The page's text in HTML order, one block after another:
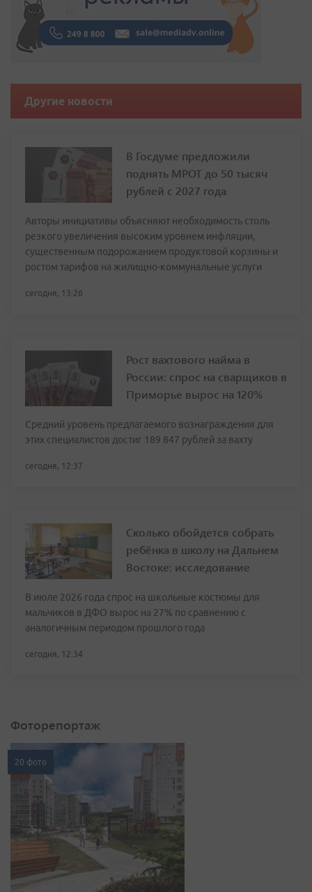
Другие новости
В Госдуме предложили
поднять МРОТ до 50 тысяч
рублей с 2027 года
Авторы инициативы объясняют необходимость столь
резкого увеличения высоким уровнем инфляции,
существенным подорожанием продуктовой корзины и
ростом тарифов на жилищно-коммунальные услуги
сегодня, 13:26
Рост вахтового найма в
России: спрос на сварщиков в
Приморье вырос на 120%
Средний уровень предлагаемого вознаграждения для
этих специалистов достиг 189 847 рублей за вахту
сегодня, 12:37
Сколько обойдется собрать
ребёнка в школу на Дальнем
Востоке: исследование
В июле 2026 года спрос на школьные костюмы для
мальчиков в ДФО вырос на 27% по сравнению с
аналогичным периодом прошлого года
сегодня, 12:34
Фоторепортаж
20 фото